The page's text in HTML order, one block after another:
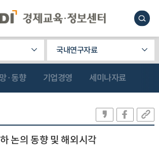
국내연구자료
·동향 기업경영 세미나자료
논의 동향 및 해외시각